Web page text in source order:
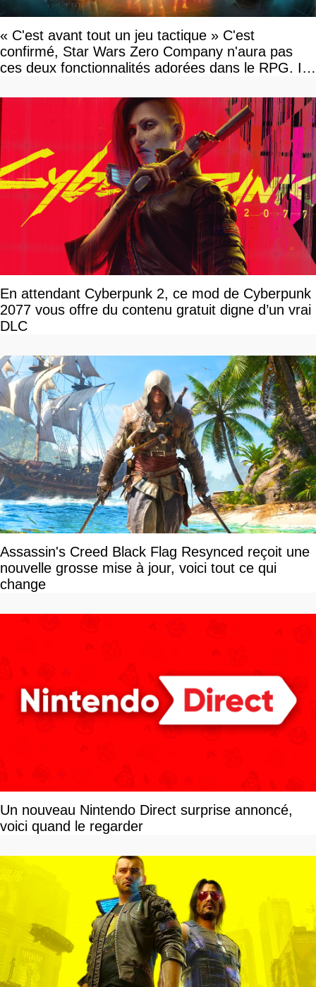
« C'est avant tout un jeu tactique » C'est
confirmé, Star Wars Zero Company n'aura pas
ces deux fonctionnalités adorées dans le RPG. Il
En attendant Cyberpunk 2, ce mod de Cyberpunk
2077 vous offre du contenu gratuit digne d’un vrai
DLC
Assassin's Creed Black Flag Resynced reçoit une
nouvelle grosse mise à jour, voici tout ce qui
change
Un nouveau Nintendo Direct surprise annoncé,
voici quand le regarder